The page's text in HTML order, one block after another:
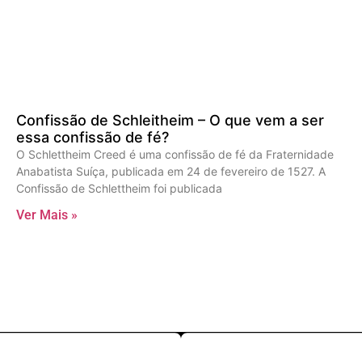
Confissão de Schleitheim – O que vem a ser
essa confissão de fé?
O Schlettheim Creed é uma confissão de fé da Fraternidade
Anabatista Suíça, publicada em 24 de fevereiro de 1527. A
Confissão de Schlettheim foi publicada
Ver Mais »